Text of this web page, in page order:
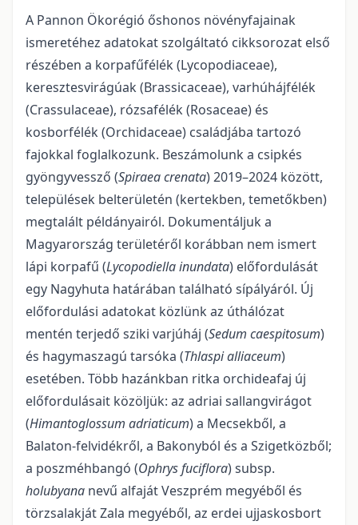
A Pannon Ökorégió őshonos növényfajainak
ismeretéhez adatokat szolgáltató cikkso­rozat első
részében a korpafűfélék (Lycopodiaceae),
keresztesvirágúak (Brassicaceae), varhúhájfélék
(Crassulaceae), rózsafélék (Rosaceae) és
kosborfélék (Orchidaceae) családjába tartozó
fajokkal foglal­kozunk. Beszámolunk a csipkés
gyöngyvessző (Spiraea crenata) 2019–2024 között,
települések belterü­letén (kertekben, temetőkben)
megtalált példányairól. Dokumentáljuk a
Magyarország területéről ko­rábban nem ismert
lápi korpafű (Lycopodiella inundata) előfordulását
egy Nagyhuta határában találha­tó sípályáról. Új
előfordulási adatokat közlünk az úthálózat
mentén terjedő sziki varjúháj (Sedum caespi­tosum)
és hagymaszagú tarsóka (Thlaspi alliaceum)
esetében. Több hazánkban ritka orchideafaj új
előfordulásait közöljük: az adriai sallangvirágot
(Himantoglossum adriaticum) a Mecsekből, a
Balaton-felvidékről, a Bakonyból és a Szigetközből;
a poszméhbangó (Ophrys fuciflora) subsp.
holubyana nevű alfaját Veszprém megyéből és
törzsalakját Zala megyéből, az erdei ujjaskosbort